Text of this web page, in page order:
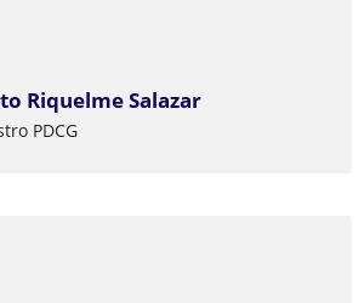
Riquelme Salazar
PDCG